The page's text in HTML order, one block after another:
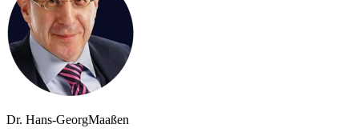
Dr. Hans-GeorgMaaßen